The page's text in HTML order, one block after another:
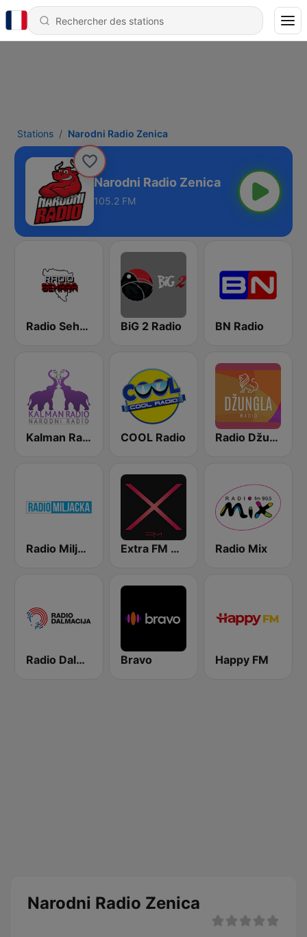
Stations Narodni Radio Zenica
Narodni Radio Zenica
105.2 FM
Radio Sehara BiG 2 Radio BN Radio
Kalman Radio COOL Radio Radio Džungla
Radio Miljacka Extra FM 93.6 Radio Mix
Radio Dalmacija Bravo Happy FM
Narodni Radio Zenica